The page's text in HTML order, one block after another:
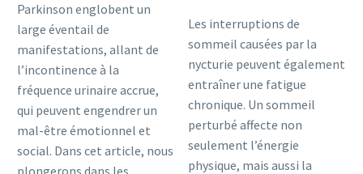
Parkinson englobent un
large éventail de
manifestations, allant de
l’incontinence à la
fréquence urinaire accrue,
qui peuvent engendrer un
mal-être émotionnel et
social. Dans cet article, nous
Les interruptions de
sommeil causées par la
nycturie peuvent également
entraîner une fatigue
chronique. Un sommeil
perturbé affecte non
seulement l’énergie
physique, mais aussi la